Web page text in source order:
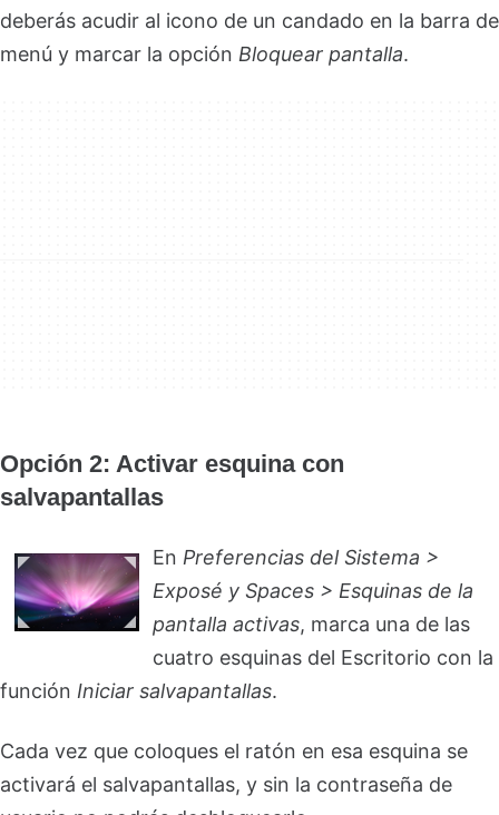
deberás acudir al icono de un candado en la barra de
menú y marcar la opción Bloquear pantalla.
Opción 2: Activar esquina con
salvapantallas
En Preferencias del Sistema >
Exposé y Spaces > Esquinas de la
pantalla activas, marca una de las
cuatro esquinas del Escritorio con la
función Iniciar salvapantallas.
Cada vez que coloques el ratón en esa esquina se
activará el salvapantallas, y sin la contraseña de